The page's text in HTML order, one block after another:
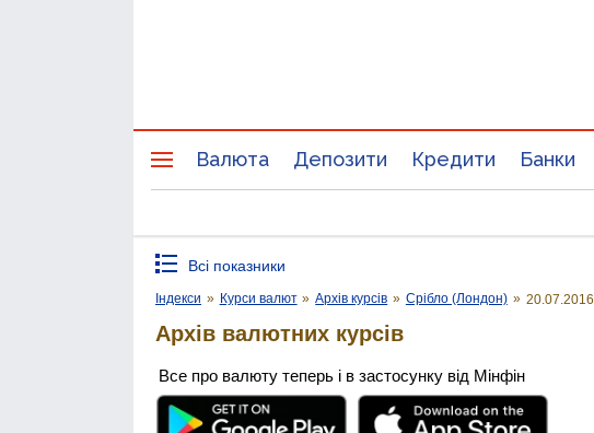
Валюта Депозити Кредити Банки
Всі показники
Індекси » Курси валют » Архів курсів » Срібло (Лондон) » 20.07.2016
Архів валютних курсів
Все про валюту теперь і в застосунку від Мінфін